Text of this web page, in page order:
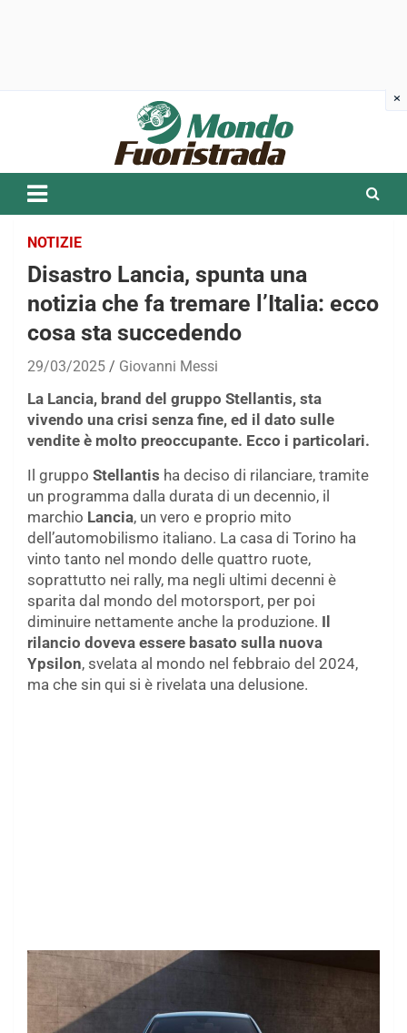
NOTIZIE
Disastro Lancia, spunta una
notizia che fa tremare l’Italia: ecco
cosa sta succedendo
29/03/2025 Giovanni Messi
La Lancia, brand del gruppo Stellantis, sta
vivendo una crisi senza fine, ed il dato sulle
vendite è molto preoccupante. Ecco i particolari.
Il gruppo Stellantis ha deciso di rilanciare, tramite
un programma dalla durata di un decennio, il
marchio Lancia, un vero e proprio mito
dell’automobilismo italiano. La casa di Torino ha
vinto tanto nel mondo delle quattro ruote,
soprattutto nei rally, ma negli ultimi decenni è
sparita dal mondo del motorsport, per poi
diminuire nettamente anche la produzione. Il
rilancio doveva essere basato sulla nuova
Ypsilon, svelata al mondo nel febbraio del 2024,
ma che sin qui si è rivelata una delusione.